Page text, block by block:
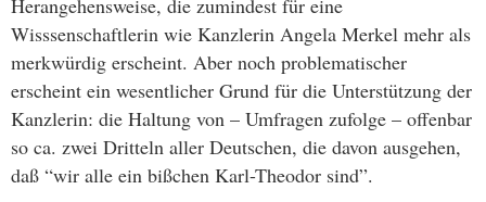
Herangehensweise, die zumindest für eine
Wisssenschaftlerin wie Kanzlerin Angela Merkel mehr als
merkwürdig erscheint. Aber noch problematischer
erscheint ein wesentlicher Grund für die Unterstützung der
Kanzlerin: die Haltung von – Umfragen zufolge – offenbar
so ca. zwei Dritteln aller Deutschen, die davon ausgehen,
daß “wir alle ein bißchen Karl-Theodor sind”.